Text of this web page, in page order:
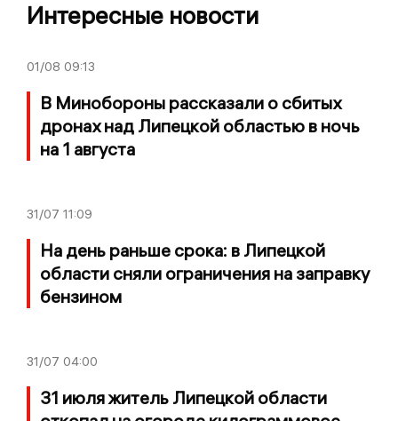
Интересные новости
01/08 09:13
В Минобороны рассказали о сбитых
дронах над Липецкой областью в ночь
на 1 августа
31/07 11:09
На день раньше срока: в Липецкой
области сняли ограничения на заправку
бензином
31/07 04:00
31 июля житель Липецкой области